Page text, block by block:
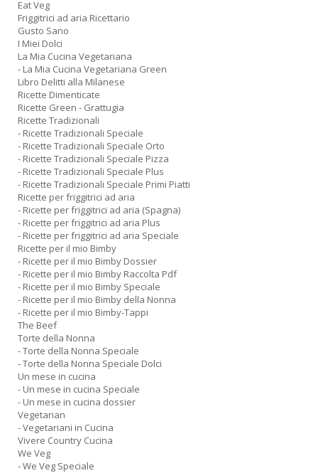
Eat Veg
Friggitrici ad aria Ricettario
Gusto Sano
I Miei Dolci
La Mia Cucina Vegetariana
- La Mia Cucina Vegetariana Green
Libro Delitti alla Milanese
Ricette Dimenticate
Ricette Green - Grattugia
Ricette Tradizionali
- Ricette Tradizionali Speciale
- Ricette Tradizionali Speciale Orto
- Ricette Tradizionali Speciale Pizza
- Ricette Tradizionali Speciale Plus
- Ricette Tradizionali Speciale Primi Piatti
Ricette per friggitrici ad aria
- Ricette per friggitrici ad aria (Spagna)
- Ricette per friggitrici ad aria Plus
- Ricette per friggitrici ad aria Speciale
Ricette per il mio Bimby
- Ricette per il mio Bimby Dossier
- Ricette per il mio Bimby Raccolta Pdf
- Ricette per il mio Bimby Speciale
- Ricette per il mio Bimby della Nonna
- Ricette per il mio Bimby-Tappi
The Beef
Torte della Nonna
- Torte della Nonna Speciale
- Torte della Nonna Speciale Dolci
Un mese in cucina
- Un mese in cucina Speciale
- Un mese in cucina dossier
Vegetarian
- Vegetariani in Cucina
Vivere Country Cucina
We Veg
- We Veg Speciale